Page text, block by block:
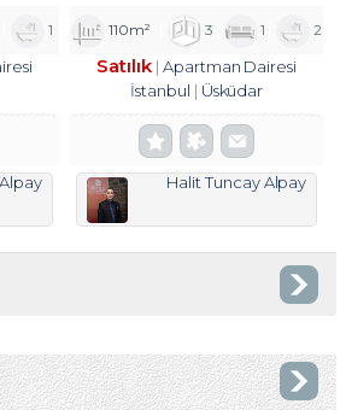
1 110m² 3 1 2
Satılık Apartman Dairesi
İstanbul
Üsküdar
Halit Tuncay Alpay